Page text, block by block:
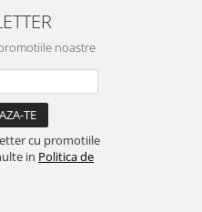
Personalizabil - Hulgo
Mobili
noastre
cu promotiile
in Politica de